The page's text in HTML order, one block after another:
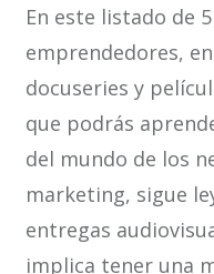
En este listado de
emprendedores,
docuseries y
que podrás
del mundo de los
marketing, sigue
entregas
implica tener una